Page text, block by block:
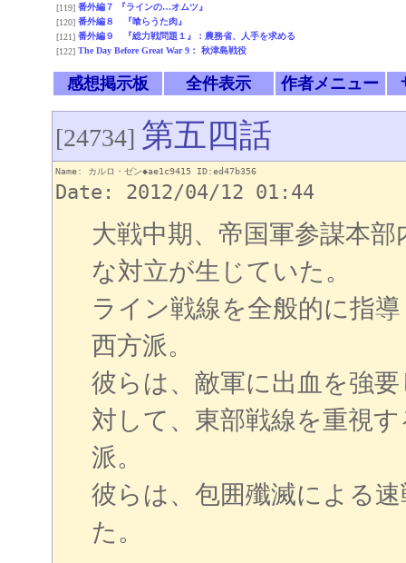
[119] 番外編７ 『ラインの…オムツ』
[120] 番外編８ 『喰らうた肉』
[121] 番外編９ 『総力戦問題１』：農務省、人手を求める
[122] The Day Before Great War 9： 秋津島戦役
感想掲示板 全件表示 作者メニュー
[24734] 第五四話
Name: カルロ・ゼン◆ae1c9415 ID:ed47b356
Date: 2012/04/12 01:44
大戦中期、帝国軍参謀本
な対立が生じていた。
ライン戦線を全般的に指
西方派。
彼らは、敵軍に出血を強
対して、東部戦線を重視
派。
彼らは、包囲殲滅による
た。